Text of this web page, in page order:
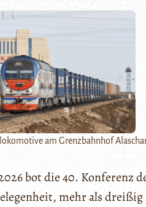
am Grenzbahnhof
bot die 40. Konferenz
mehr als